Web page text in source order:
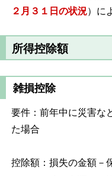
２月３１日の状況）に
所得控除額
雑損控除
要件：前年中に災害な
た場合
控除額：損失の金額－